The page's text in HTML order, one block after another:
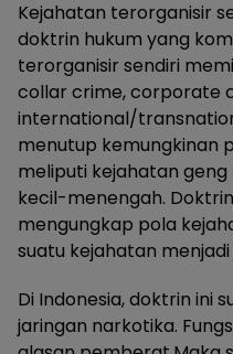
Kejahatan terorganisir
doktrin hukum yang
terorganisir sendiri
collar crime, corporate
international/
menutup kemungkinan
meliputi kejahatan
kecil-menengah.
mengungkap pola
suatu kejahatan menjadi
Di Indonesia, doktrin ini
jaringan narkotika.